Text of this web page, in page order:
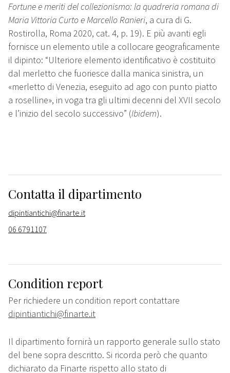
Fortune e meriti del collezionismo: la quadreria romana di
Maria Vittoria Curto e Marcello Ranieri, a cura di G.
Rostirolla, Roma 2020, cat. 4, p. 19). E più avanti egli
fornisce un elemento utile a collocare geograficamente
il dipinto: “Ulteriore elemento identificativo è costituito
dal merletto che fuoriesce dalla manica sinistra, un
«merletto di Venezia, eseguito ad ago con punto piatto
a roselline», in voga tra gli ultimi decenni del XVII secolo
e l’inizio del secolo successivo” (Ibidem).
Contatta il dipartimento
dipintiantichi@finarte.it
06 6791107
Condition report
Per richiedere un condition report contattare
dipintiantichi@finarte.it
Il dipartimento fornirà un rapporto generale sullo stato
del bene sopra descritto. Si ricorda però che quanto
dichiarato da Finarte rispetto allo stato di